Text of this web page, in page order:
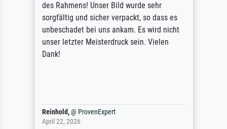
des Rahmens! Unser Bild wurde sehr
sorgfältig und sicher verpackt, so dass es
unbeschadet bei uns ankam. Es wird nicht
unser letzter Meisterdruck sein. Vielen
Dank!
Reinhold,@ ProvenExpert
April 22, 2026